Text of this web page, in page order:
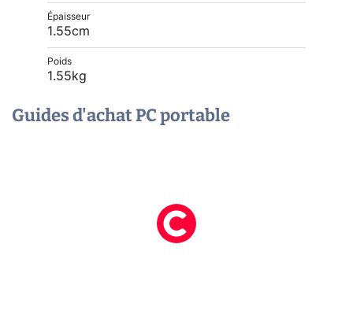
Épaisseur
1.55cm
Poids
1.55kg
Guides d'achat PC portable